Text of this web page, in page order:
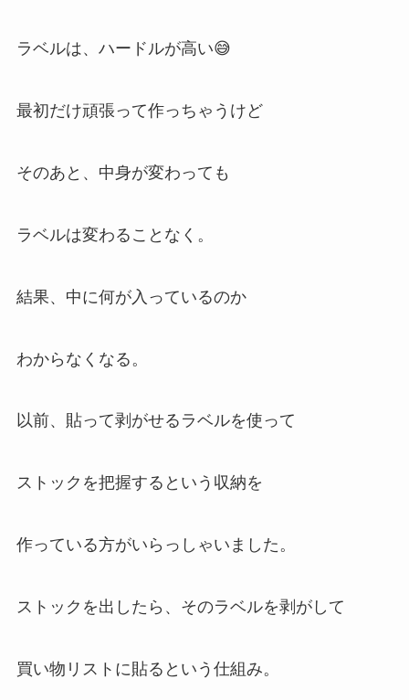
ラベルは、ハードルが高い😅
最初だけ頑張って作っちゃうけど
そのあと、中身が変わっても
ラベルは変わることなく。
結果、中に何が入っているのか
わからなくなる。
以前、貼って剥がせるラベルを使って
ストックを把握するという収納を
作っている方がいらっしゃいました。
ストックを出したら、そのラベルを剥がして
買い物リストに貼るという仕組み。